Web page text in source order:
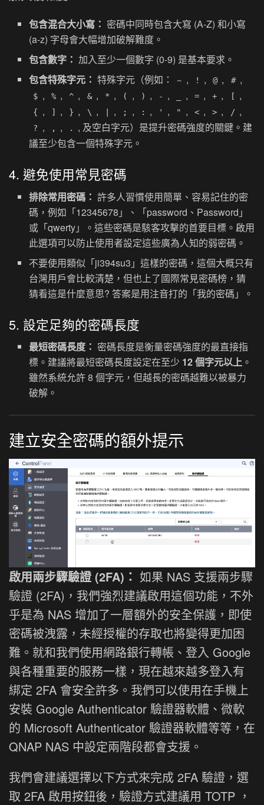
包含混合大小寫： 密碼中同時包含大寫 (A-Z) 和小寫
(a-z) 字母會大幅增加破解難度。
包含數字： 加入至少一個數字 (0-9) 是基本要求。
包含特殊字元： 特殊字元（例如： ~ , ! , @ , # ,
$ , % , ^ , & , * , ( , ) , - , , = , + , [ ,
{ , ] , } , \ , , ; , : , ' , " , < , > , / ,
? , , , .
, 及空白字元）是提升密碼強度的關鍵。建
議至少包含一個特殊字元。
4. 避免使用常見密碼
排除常用密碼： 許多人習慣使用簡單、容易記住的密
碼，例如「12345678」、「password、Password」
或「qwerty」。這些密碼是駭客攻擊的首要目標。啟用
此選項可以防止使用者設定這些廣為人知的弱密碼。
不要使用類似「ji394su3」這樣的密碼，這個大概只有
台灣用戶會比較清楚，但也上了國際常見密碼榜，猜
猜看這是什麼意思? 答案是用注音打的「我的密碼」。
5. 設定足夠的密碼長度
最短密碼長度： 密碼長度是衡量密碼強度的最直接指
標。建議將最短密碼長度設定在至少 12 個字元以上 。
雖然系統允許 8 個字元，但越長的密碼越難以被暴力
破解。
建立安全密碼的額外提示
啟用兩步驟驗證 (2FA)： 如果 NAS 支援兩步驟
驗證 (2FA)，我們強烈建議啟用這個功能，不外
乎是為 NAS 增加了一層額外的安全保護，即使
密碼被洩露，未經授權的存取也將變得更加困
難。就和我們使用網路銀行轉帳、登入 Google
與各種重要的服務一樣，現在越來越多登入有
綁定 2FA 會安全許多。我們可以使用在手機上
安裝 Google Authenticator 驗證器軟體、微軟
的 Microsoft Authenticator 驗證器軟體等等，在
QNAP NAS 中設定兩階段都會支援。
我們會建議選擇以下方式來完成 2FA 驗證，選
取 2FA 啟用按鈕後，驗證方式建議用 TOTP ，